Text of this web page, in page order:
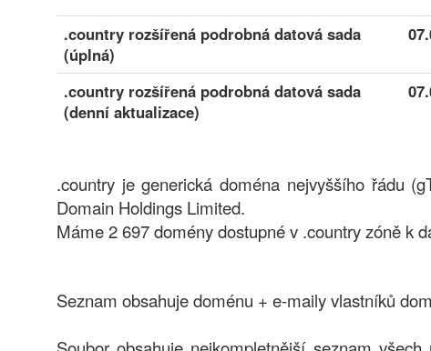
.country rozšířená podrobná datová sada
(úplná)
.country rozšířená podrobná datová sada
(denní aktualizace)
.country je generická doména nejvyššího řádu
Domain Holdings Limited.
Máme 2 697 domény dostupné v .country zóně k
Seznam obsahuje doménu + e-maily vlastníků